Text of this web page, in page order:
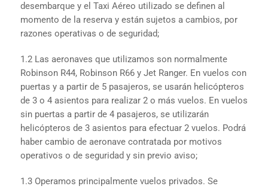
desembarque y el Taxi Aéreo utilizado se definen al
momento de la reserva y están sujetos a cambios, por
razones operativas o de seguridad;
1.2 Las aeronaves que utilizamos son normalmente
Robinson R44, Robinson R66 y Jet Ranger. En vuelos con
puertas y a partir de 5 pasajeros, se usarán helicópteros
de 3 o 4 asientos para realizar 2 o más vuelos. En vuelos
sin puertas a partir de 4 pasajeros, se utilizarán
helicópteros de 3 asientos para efectuar 2 vuelos. Podrá
haber cambio de aeronave contratada por motivos
operativos o de seguridad y sin previo aviso;
1.3 Operamos principalmente vuelos privados. Se